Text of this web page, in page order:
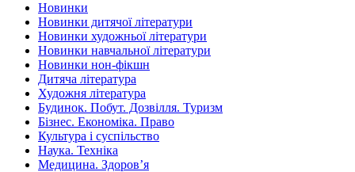
Новинки
Новинки дитячої літератури
Новинки художньої літератури
Новинки навчальної літератури
Новинки нон-фікшн
Дитяча література
Художня література
Будинок. Побут. Дозвілля. Туризм
Бізнес. Економіка. Право
Культура і суспільство
Наука. Техніка
Медицина. Здоров’я